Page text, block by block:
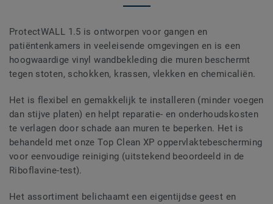
ProtectWALL 1.5 is ontworpen voor gangen en
patiëntenkamers in veeleisende omgevingen en is een
hoogwaardige vinyl wandbekleding die muren beschermt
tegen stoten, schokken, krassen, vlekken en chemicaliën.
Het is flexibel en gemakkelijk te installeren (minder voegen
dan stijve platen) en helpt reparatie- en onderhoudskosten
te verlagen door schade aan muren te beperken. Het is
behandeld met onze Top Clean XP oppervlaktebescherming
voor eenvoudige reiniging (uitstekend beoordeeld in de
Riboflavine-test).
Het assortiment belichaamt een eigentijdse geest en